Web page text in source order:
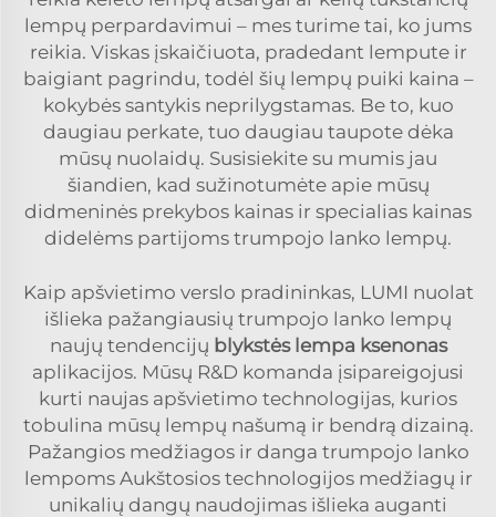
lempų perpardavimui – mes turime tai, ko jums
reikia. Viskas įskaičiuota, pradedant lempute ir
baigiant pagrindu, todėl šių lempų puiki kaina –
kokybės santykis neprilygstamas. Be to, kuo
daugiau perkate, tuo daugiau taupote dėka
mūsų nuolaidų. Susisiekite su mumis jau
šiandien, kad sužinotumėte apie mūsų
didmeninės prekybos kainas ir specialias kainas
didelėms partijoms trumpojo lanko lempų.
Kaip apšvietimo verslo pradininkas, LUMI nuolat
išlieka pažangiausių trumpojo lanko lempų
naujų tendencijų blykstės lempa ksenonas
aplikacijos. Mūsų R&D komanda įsipareigojusi
kurti naujas apšvietimo technologijas, kurios
tobulina mūsų lempų našumą ir bendrą dizainą.
Pažangios medžiagos ir danga trumpojo lanko
lempoms Aukštosios technologijos medžiagų ir
unikalių dangų naudojimas išlieka auganti